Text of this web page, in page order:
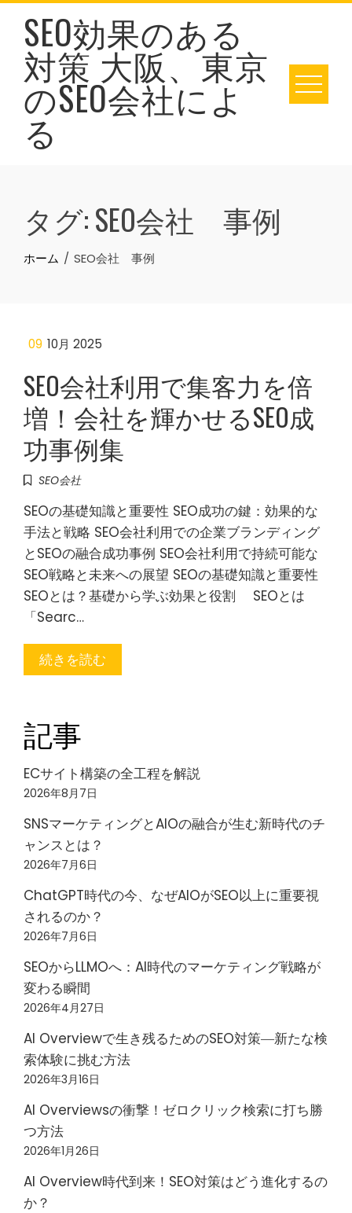
Skip
contentSEO効果のある
対策 大阪、東京
のSEO会社によ
る
タグ:SEO会社 事例
ホーム SEO会社 事例
09 10月 2025
SEO会社利用で集客力を倍
増！会社を輝かせるSEO成
功事例集
SEO会社
SEOの基礎知識と重要性 SEO成功の鍵：効果的な
手法と戦略 SEO会社利用での企業ブランディング
とSEOの融合成功事例 SEO会社利用で持続可能な
SEO戦略と未来への展望 SEOの基礎知識と重要性
SEOとは？基礎から学ぶ効果と役割 SEOとは
「Searc…
続きを読む
記事
ECサイト構築の全工程を解説
2026年8月7日
SNSマーケティングとAIOの融合が生む新時代のチ
ャンスとは？
2026年7月6日
ChatGPT時代の今、なぜAIOがSEO以上に重要視
されるのか？
2026年7月6日
SEOからLLMOへ：AI時代のマーケティング戦略が
変わる瞬間
2026年4月27日
AI Overviewで生き残るためのSEO対策―新たな検
索体験に挑む方法
2026年3月16日
AI Overviewsの衝撃！ゼロクリック検索に打ち勝
つ方法
2026年1月26日
AI Overview時代到来！SEO対策はどう進化するの
か？